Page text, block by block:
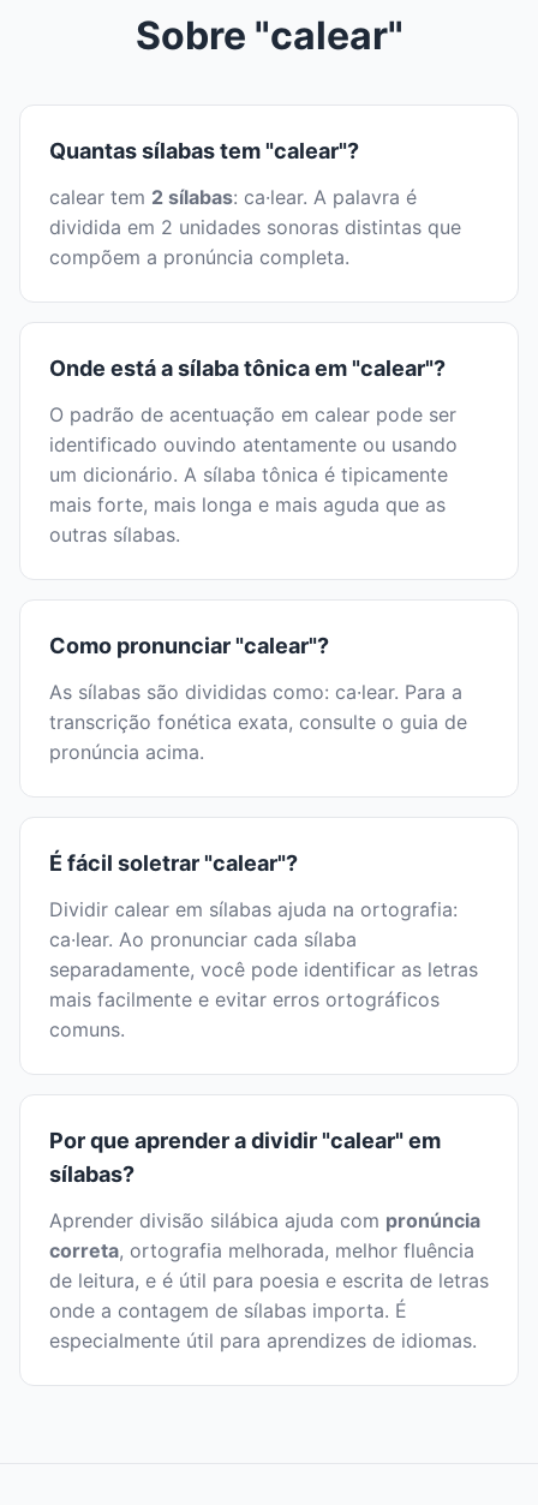
Sobre "calear"
Quantas sílabas tem "calear"?
calear tem 2 sílabas: ca·lear. A palavra é
dividida em 2 unidades sonoras distintas que
compõem a pronúncia completa.
Onde está a sílaba tônica em "calear"?
O padrão de acentuação em calear pode ser
identificado ouvindo atentamente ou usando
um dicionário. A sílaba tônica é tipicamente
mais forte, mais longa e mais aguda que as
outras sílabas.
Como pronunciar "calear"?
As sílabas são divididas como: ca·lear. Para a
transcrição fonética exata, consulte o guia de
pronúncia acima.
É fácil soletrar "calear"?
Dividir calear em sílabas ajuda na ortografia:
ca·lear. Ao pronunciar cada sílaba
separadamente, você pode identificar as letras
mais facilmente e evitar erros ortográficos
comuns.
Por que aprender a dividir "calear" em
sílabas?
Aprender divisão silábica ajuda com pronúncia
correta, ortografia melhorada, melhor fluência
de leitura, e é útil para poesia e escrita de letras
onde a contagem de sílabas importa. É
especialmente útil para aprendizes de idiomas.